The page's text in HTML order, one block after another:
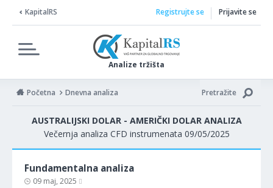
KapitalRS
Analize tržišta
Registrujte se Prijavite se
Početna Dnevna analiza Pretražite
AUSTRALIJSKI DOLAR - AMERIČKI DOLAR ANALIZA
Večernja analiza CFD instrumenata 09/05/2025
Fundamentalna analiza
09 maj, 2025